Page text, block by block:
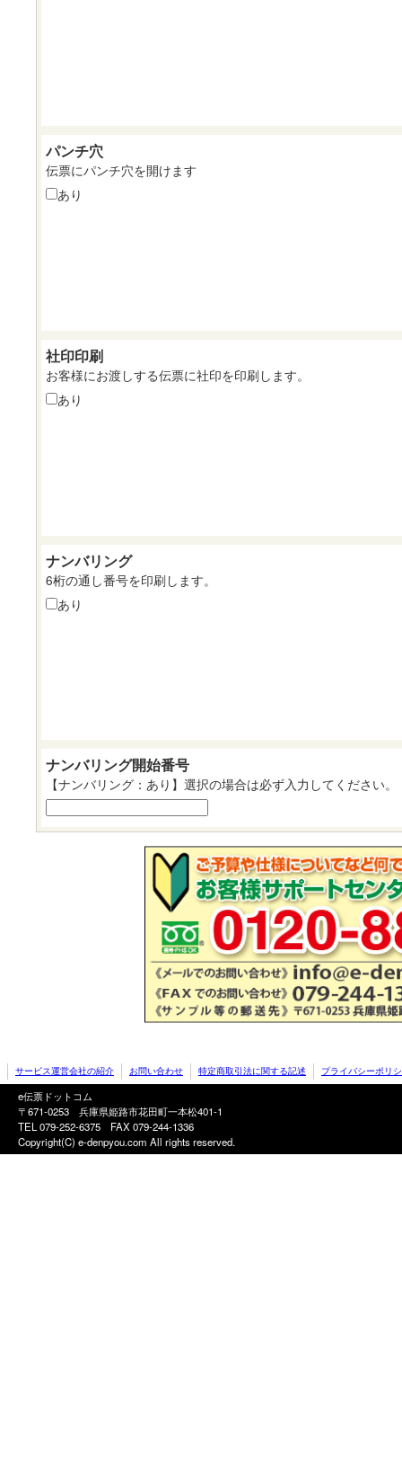
パンチ穴
伝票にパンチ穴を開けます
あり
社印印刷
お客様にお渡しする伝票に社印を印刷します。
あり
ナンバリング
6桁の通し番号を印刷します。
あり
ナンバリング開始番号
【ナンバリング：あり】選択の場合は必ず入力してください。
サービス運営会社の紹介 お問い合わせ 特定商取引法に関する記述 プライバシーポリ
e伝票ドットコム
〒671-0253 兵庫県姫路市花田町一本松401-1
TEL 079-252-6375 FAX 079-244-1336
Copyright(C) e-denpyou.com All rights reserved.